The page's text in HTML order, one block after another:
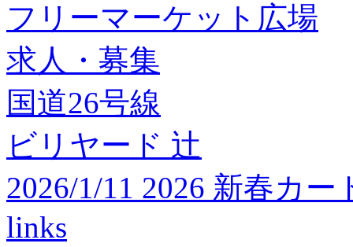
フリーマーケット広場
求人・募集
国道26号線
ビリヤード 辻
2026/1/11 2026 新春カ
links